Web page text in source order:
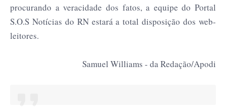
procurando a veracidade dos fatos, a equipe do Portal
S.O.S Notícias do RN estará a total disposição dos web-
leitores.
Samuel Williams - da Redação/Apodi